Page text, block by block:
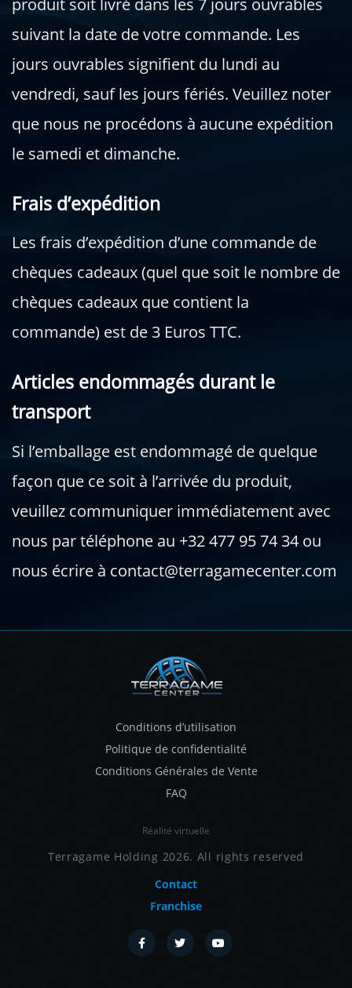
produit soit livré dans les 7 jours ouvrables
suivant la date de votre commande. Les
jours ouvrables signifient du lundi au
vendredi, sauf les jours fériés. Veuillez noter
que nous ne procédons à aucune expédition
le samedi et dimanche.
Frais d’expédition
Les frais d’expédition d’une commande de
chèques cadeaux (quel que soit le nombre de
chèques cadeaux que contient la
commande) est de 3 Euros TTC.
Articles endommagés durant le
transport
Si l’emballage est endommagé de quelque
façon que ce soit à l’arrivée du produit,
veuillez communiquer immédiatement avec
nous par téléphone au +32 477 95 74 34 ou
nous écrire à contact@terragamecenter.com
Conditions d’utilisation
Politique de confidentialité
Conditions Générales de Vente
FAQ
Réalité virtuelle
Terragame Holding 2026. All rights reserved
Contact
Franchise